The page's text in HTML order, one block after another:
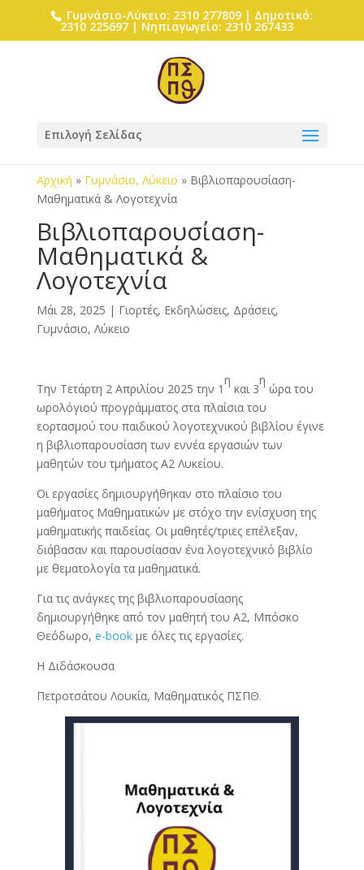
Γυμνάσιο-Λύκειο: 2310 277809 | Δημοτικό:
2310 225697 | Νηπιαγωγείο: 2310 267433
Επιλογή Σελίδας
Αρχική » Γυμνάσιο, Λύκειο » Βιβλιοπαρουσίαση-
Μαθηματικά & Λογοτεχνία
Βιβλιοπαρουσίαση-
Μαθηματικά &
Λογοτεχνία
Μάι 28, 2025 | Γιορτές, Εκδηλώσεις, Δράσεις,
Γυμνάσιο, Λύκειο
Την Τετάρτη 2 Απριλίου 2025 την 1
η
και 3
η
ώρα του
ωρολόγιού προγράμματος στα πλαίσια του
εορτασμού του παιδικού λογοτεχνικού βιβλίου έγινε
η βιβλιοπαρουσίαση των εννέα εργασιών των
μαθητών του τμήματος Α2 Λυκείου.
Οι εργασίες δημιουργήθηκαν στο πλαίσιο του
μαθήματος Μαθηματικών με στόχο την ενίσχυση της
μαθηματικής παιδείας. Οι μαθητές/τριες επέλεξαν,
διάβασαν και παρουσίασαν ένα λογοτεχνικό βιβλίο
με θεματολογία τα μαθηματικά.
Για τις ανάγκες της βιβλιοπαρουσίασης
δημιουργήθηκε από τον μαθητή του Α2, Μπόσκο
Θεόδωρο, e-book με όλες τις εργασίες.
Η Διδάσκουσα
Πετροτσάτου Λουκία, Μαθηματικός ΠΣΠΘ.